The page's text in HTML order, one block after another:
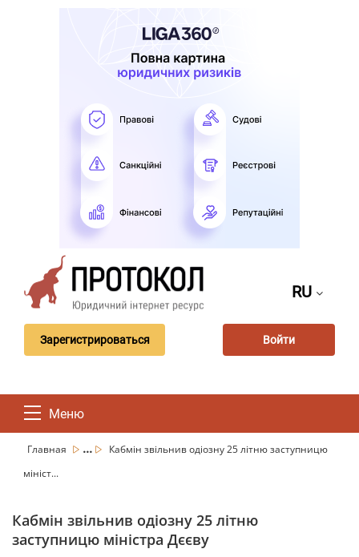
RU
Зарегистрироваться Войти
Меню
Главная ...
Кабмін звільнив одіозну 25 літню заступницю
мініст...
Кабмін звільнив одіозну 25 літню
заступницю міністра Дєєву